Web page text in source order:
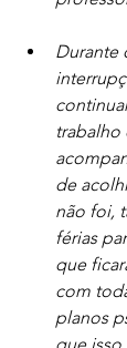
Durante
trabalho
de
não foi,
férias
que
com
planos